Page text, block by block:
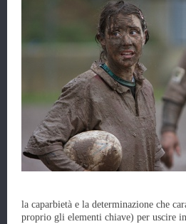
la caparbietà e la determinazione che
proprio gli elementi chiave) per uscire